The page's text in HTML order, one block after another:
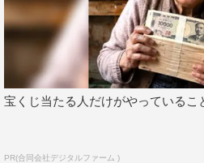
また、DVD、Blu-rayには「君に
クビデオに加え、昨年9月から
国ツアー「TOKYO SKA
のZepp DiverCity（TOKYO）公
の対バン相手であったMAN
宝くじ当たる人だけがやっているこ
PR(合同会社デジタルファーム )